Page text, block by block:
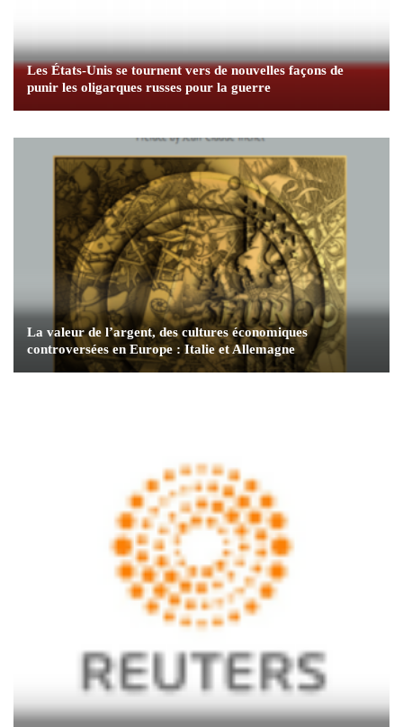
Les États-Unis se tournent vers de nouvelles façons de
punir les oligarques russes pour la guerre
La valeur de l’argent, des cultures économiques
controversées en Europe : Italie et Allemagne